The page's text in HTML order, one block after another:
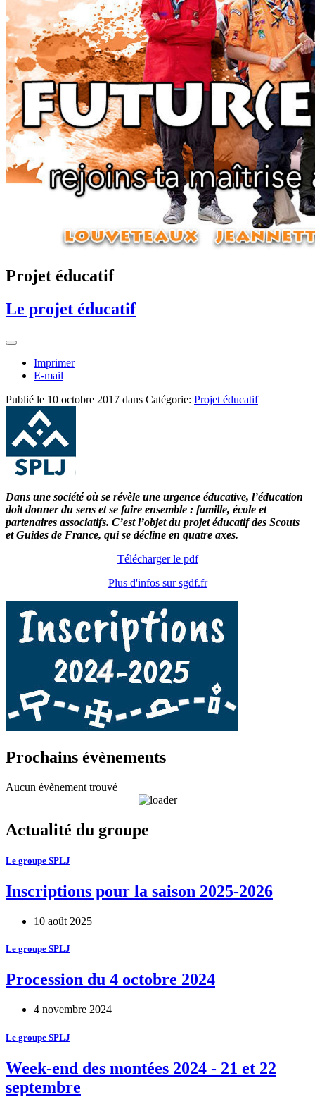
Projet éducatif
Le projet éducatif
Imprimer
E-mail
Publié le 10 octobre 2017 dans Catégorie: Projet éducatif
Dans une société où se révèle une urgence éducative, l’éducation
doit donner du sens et se faire ensemble : famille, école et
partenaires associatifs. C’est l’objet du projet éducatif des Scouts
et Guides de France, qui se décline en quatre axes.
Télécharger le pdf
Plus d'infos sur sgdf.fr
Prochains évènements
Aucun évènement trouvé
Actualité du groupe
Le groupe SPLJ
Inscriptions pour la saison 2025-2026
10 août 2025
Le groupe SPLJ
Procession du 4 octobre 2024
4 novembre 2024
Le groupe SPLJ
Week-end des montées 2024 - 21 et 22
septembre